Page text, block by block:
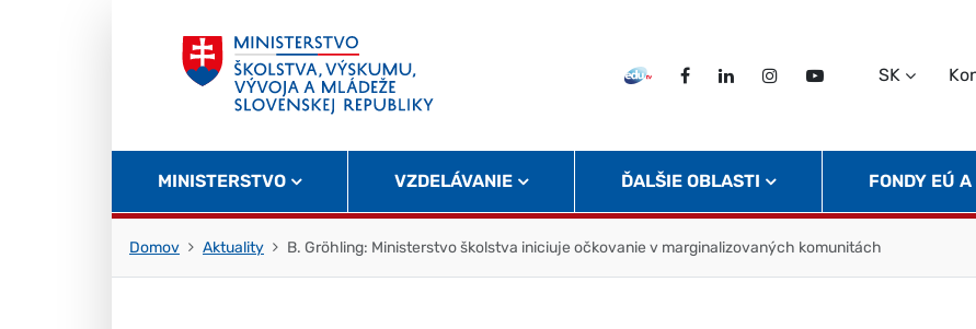
EDU TVFacebookLinkedInInstagram
Twitter
SK
MINISTERSTVO VZDELÁVANIE ĎALŠIE OBLASTI FONDY EÚ
Domov Aktuality B. Gröhling: Ministerstvo školstva iniciuje očkovanie v marginalizovaných komunitách